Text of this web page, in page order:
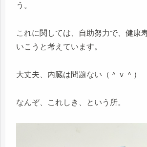
う。
これに関しては、自助努力で、健康
いこうと考えています。
大丈夫、内臓は問題ない（＾ｖ＾）
なんぞ、これしき、という所。